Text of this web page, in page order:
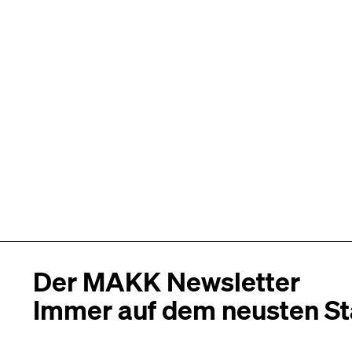
Der MAKK Newsletter
Immer auf dem neusten